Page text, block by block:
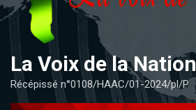
La Voix de la Nation
Récépissé n°0108/HAAC/01-2024/pl/P